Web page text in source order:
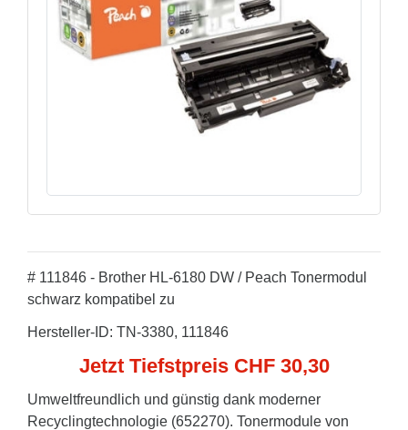
# 111846 - Brother HL-6180 DW / Peach Tonermodul
schwarz kompatibel zu
Hersteller-ID: TN-3380, 111846
Jetzt Tiefstpreis CHF 30,30
Umweltfreundlich und günstig dank moderner
Recyclingtechnologie (652270). Tonermodule von